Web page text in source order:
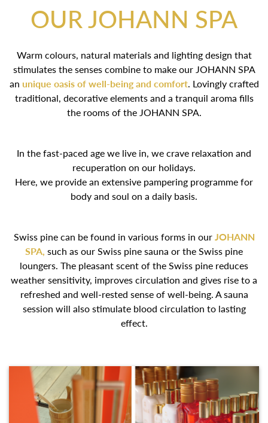
OUR JOHANN SPA
Warm colours, natural materials and lighting design that
stimulates the senses combine to make our JOHANN SPA
anunique oasis of well-being and comfort. Lovingly
crafted traditional, decorative elements and a tranquil
aroma fills the rooms of the JOHANN SPA.
In the fast-paced age we live in, we crave relaxation and
recuperation on our holidays.
Here, we provide an extensive pampering programme for
body and soul on a daily basis.
Swiss pine can be found in various forms in our JOHANN
SPA,such as our Swiss pine sauna or the Swiss pine
loungers. The pleasant scent of the Swiss pine reduces
weather sensitivity, improves circulation and gives rise to a
refreshed and well-rested sense of well-being. A sauna
session will also stimulate blood circulation to lasting
effect.